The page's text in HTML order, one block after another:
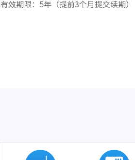
有效期限：5年（提前3个月提交续期）